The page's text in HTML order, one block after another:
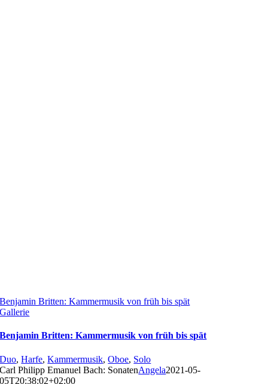
Benjamin Britten: Kammermusik von früh bis spät
Gallerie
Benjamin Britten: Kammermusik von früh bis spät
Duo,Harfe,Kammermusik,Oboe, Solo
Carl Philipp Emanuel Bach: SonatenAngela2021-05-
05T20:38:02+02:00